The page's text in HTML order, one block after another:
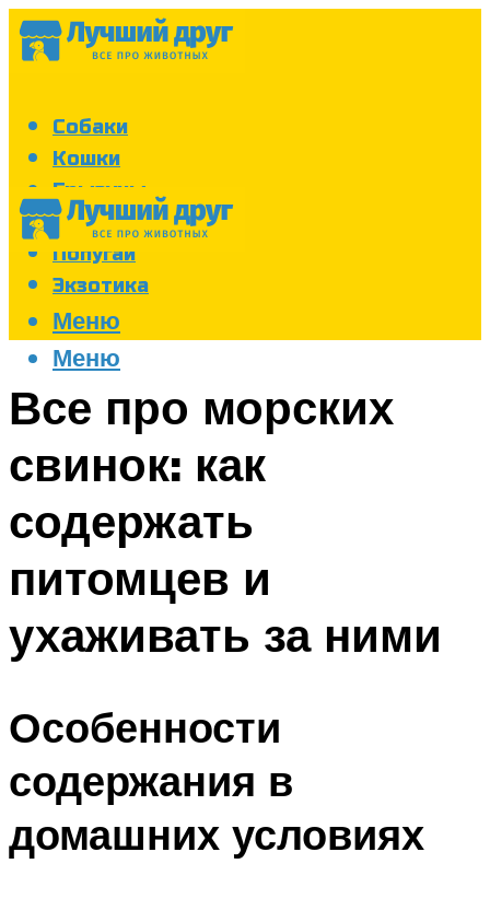
Собаки
Кошки
Грызуны
Аквариум
Попугаи
Экзотика
Меню
Меню
Все про морских
свинок: как
содержать
питомцев и
ухаживать за ними
Особенности
содержания в
домашних условиях